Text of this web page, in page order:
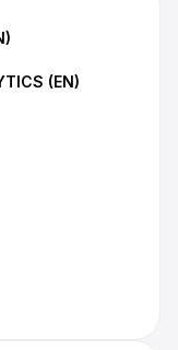
(EN)